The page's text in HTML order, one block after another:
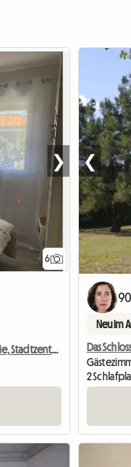
6
❯
Süßes Zimmer, Ruhig, Zu Vermieten Gastfamilie, Stadtzentrum
❮
Neu im
Das
2